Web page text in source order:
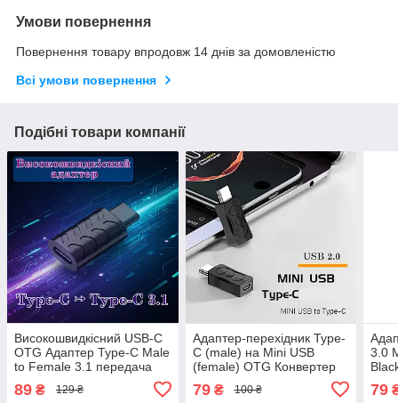
Умови повернення
Повернення товару впродовж 14 днів за домовленістю
Всі умови повернення
Подібні товари компанії
Високошвидкісний USB-C
OTG Адаптер Type-C Male
to Female 3.1 передача
смартфонів і планшетів
89 ₴ 129 ₴
Адаптер-перехідник Type-
C (male) на Mini USB
(female) OTG Конвертер
для зарядки та передачі
даних
79₴ 100 ₴
3.0
79